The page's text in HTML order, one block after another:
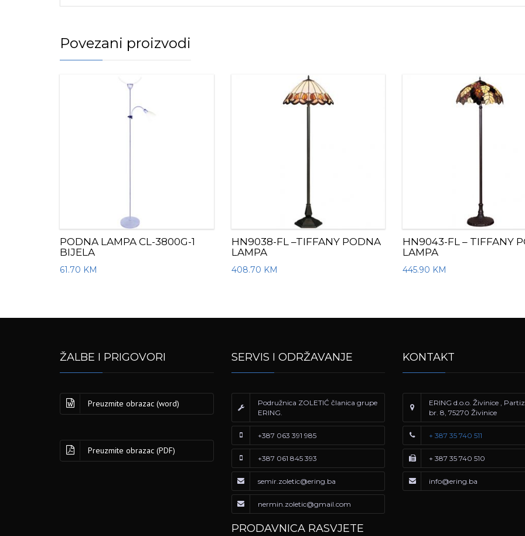
Povezani proizvodi
PODNA LAMPA CL-3800G-1
BIJELA
61.70 KM
HN9038-FL –TIFFANY PODNA
LAMPA
408.70 KM
HN9043-FL – TIFFANY
LAMPA
445.90 KM
ŽALBE I PRIGOVORI
Preuzmite obrazac (word)
Preuzmite obrazac (PDF)
SERVIS I ODRŽAVANJE
Podružnica ZOLETIĆ članica grupe
ERING.
+387 063 391 985
+387 061 845 393
semir.zoletic@ering.ba
nermin.zoletic@gmail.com
PRODAVNICA RASVJETE
KONTAKT
ERING d.o.o. Živinice ,
br. 8, 75270 Živinice
+ 387 35 740 511
+ 387 35 740 510
info@ering.ba